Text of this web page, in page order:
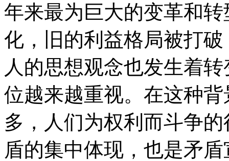
年来最为巨大的变革和
化，旧的利益格局被打
人的思想观念也发生着
位越来越重视。在这种
多，人们为权利而斗争
盾的集中体现，也是矛